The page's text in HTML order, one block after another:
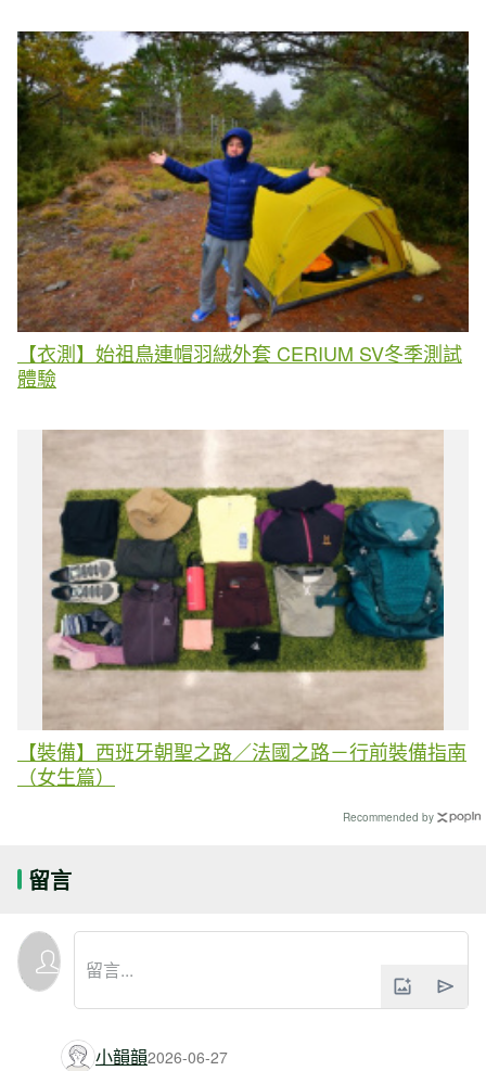
【衣測】始祖鳥連帽羽絨外套 CERIUM SV冬季測試
體驗
【裝備】西班牙朝聖之路／法國之路－行前裝備指南
（女生篇）
Recommended by
留言
小韻韻2026-06-27